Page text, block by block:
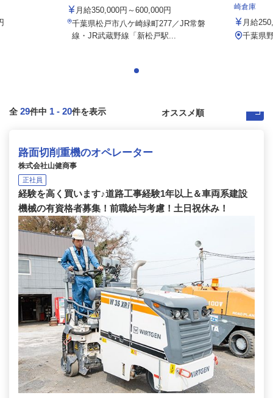
月給350,000円～600,000円
千葉県松戸市八ケ崎緑町277／JR常磐
線・JR武蔵野線「新松戸駅...
崎倉庫
月給
千葉県
全 29件中 1 - 20件を表示
路面切削重機のオペレーター
株式会社山健商事
正社員
経験を高く買います♪道路工事経験1年以上＆車両系建設
機械の有資格者募集！前職給与考慮！土日祝休み！